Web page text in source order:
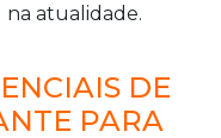
atualidade.
DE
PARA